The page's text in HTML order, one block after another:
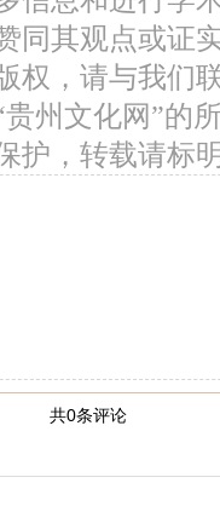
同其观点或证
权，请与我们
州文化网”的
护，转载请标
共0条评论